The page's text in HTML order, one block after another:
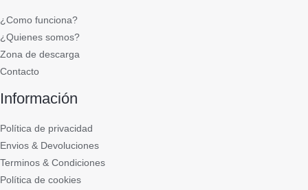
¿Como funciona?
¿Quienes somos?
Zona de descarga
Contacto
Información
Política de privacidad
Envios & Devoluciones
Terminos & Condiciones
Política de cookies